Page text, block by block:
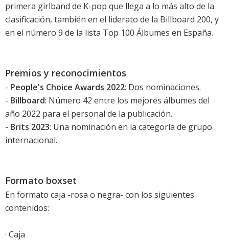
primera girlband de K-pop que llega a lo más alto de la
clasificación, también en el liderato de la Billboard 200, y
en el número 9 de la lista Top 100 Álbumes en España.
Premios y reconocimientos
- People's Choice Awards 2022: Dos nominaciones.
- Billboard: Número 42 entre los mejores álbumes del
año 2022 para el personal de la publicación.
- Brits 2023: Una nominación en la categoría de grupo
internacional.
Formato boxset
En formato caja -rosa o negra- con los siguientes
contenidos:
· Caja